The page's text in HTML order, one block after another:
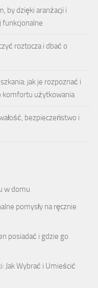
by dzięki aranżacji i
funkcjonalne
roztocza i dbać o
jak je rozpoznać i
komfortu użytkowania
bezpieczeństwo i
w domu
pomysły na ręcznie
posiadać i gdzie go
Jak Wybrać i Umieścić